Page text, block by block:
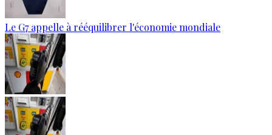
Le G7 appelle à rééquilibrer l'économie mondiale